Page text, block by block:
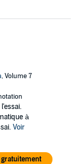
, Volume 7
à
Voir
gratuitement